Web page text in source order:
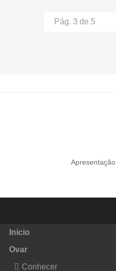
Pág. 3 de 5
Apresentação
Inicio
Ovar
Conhecer